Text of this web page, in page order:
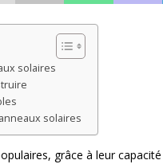
solaires
solaires
grâce à leur capacité